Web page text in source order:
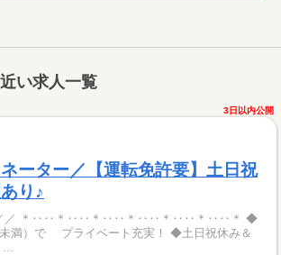
い求人一覧
3日以内公開
ーター／【運転免許要】土日祝
り♪
／／ ＊‥‥＊‥‥＊‥‥＊‥‥＊‥‥＊‥‥＊ ◆
満）で プライベート充実！ ◆土日祝休み＆